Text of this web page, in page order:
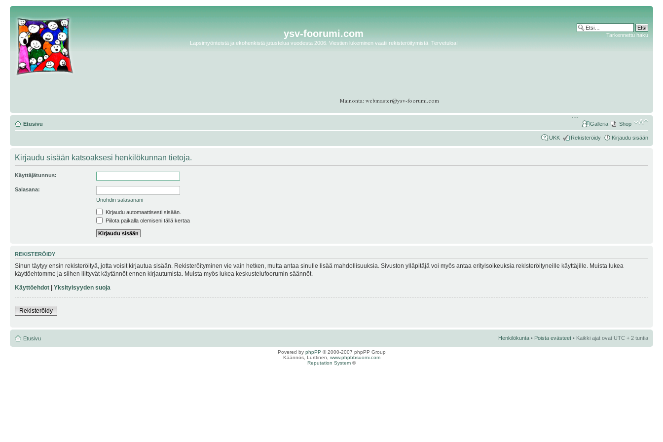
ysv-foorumi.com
Lapsimyönteistä ja ekohenkistä jutustelua vuodesta 2006. Viestien lukeminen vaatii rekisteröitymistä. Tervetuloa!
Tarkennettu haku
Etusivu Shop
Galleria
UKK Rekisteröidy Kirjaudu sisään
Kirjaudu sisään katsoaksesi henkilökunnan tietoja.
Käyttäjätunnus:
Salasana:
Unohdin salasanani
Kirjaudu automaattisesti sisään.
Piilota paikalla olemiseni tällä kertaa
REKISTERÖIDY
Sinun täytyy ensin rekisteröityä, jotta voisit kirjautua sisään. Rekisteröityminen vie vain hetken, mutta antaa sinulle lisää mahdollisuuksia. Sivuston ylläpitäjä voi myös antaa erityisoikeuksia rekisteröityneille käyttäjille. Muista lukea
käyttöehtomme ja siihen liittyvät käytännöt ennen kirjautumista. Muista myös lukea keskustelufoorumin säännöt.
Käyttöehdot | Yksityisyyden suoja
Rekisteröidy
Etusivu Henkilökunta • Poista evästeet • Kaikki ajat ovat UTC + 2 tuntia
Povered by phpPP © 2000-2007 phpPP Group
Käännös, Lurttinen, www.phpbbsuomi.com
Reputation System ©